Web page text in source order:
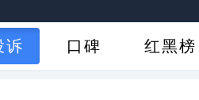
诉 口碑 红黑榜